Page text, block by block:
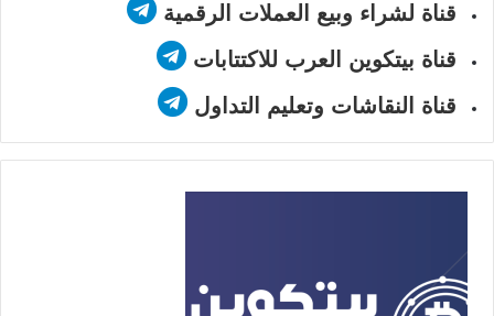
قناة لشراء وبيع العملات الرقمية
قناة بيتكوين العرب للاكتتابات
قناة النقاشات وتعليم التداول